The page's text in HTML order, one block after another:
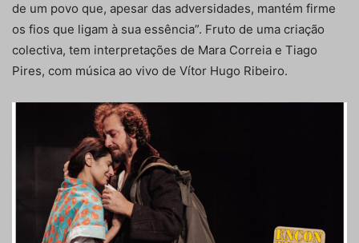
de um povo que, apesar das adversidades, mantém firme
os fios que ligam à sua essência”. Fruto de uma criação
colectiva, tem interpretações de Mara Correia e Tiago
Pires, com música ao vivo de Vítor Hugo Ribeiro.